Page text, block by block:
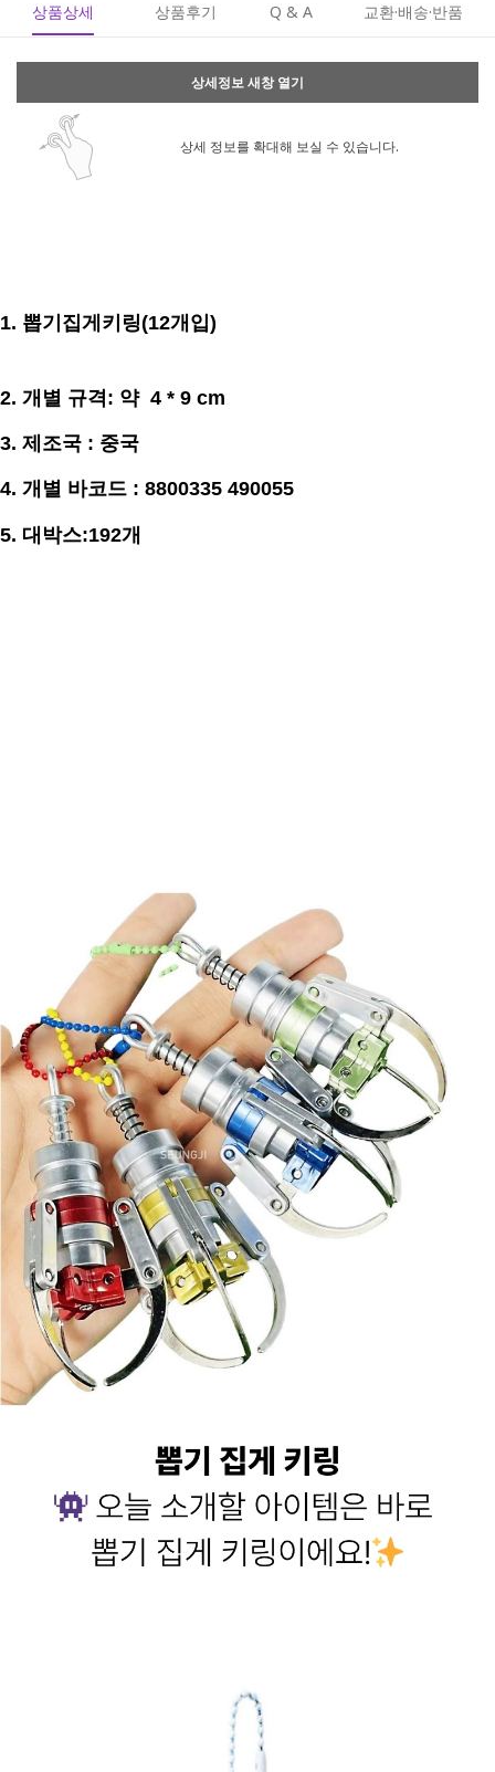
상품상세 상품후기 Q & A 교환·배송·반품
상세정보 새창 열기
상세 정보를 확대해 보실 수 있습니다.
1. 뽑기집게키링(12개입)
2. 개별 규격: 약 4 * 9 cm
3. 제조국 : 중국
4. 개별 바코드 : 8800335 490055
5. 대박스:192개